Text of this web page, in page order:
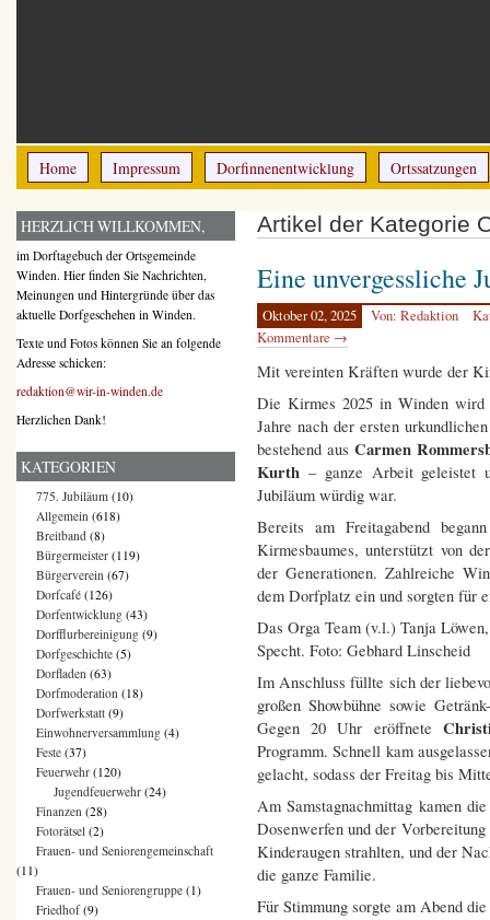
Home Impressum Dorfinnenentwicklung Ortssatzungen
Artikel der Kategorie
Eine unvergessliche
Oktober 02, 2025 Von: Redaktion
Kommentare →
Mit vereinten Kräften wurde der
Die Kirmes 2025 in Winden wird
Jahre nach der ersten
bestehend aus Carmen
Kurth – ganze Arbeit geleistet
Jubiläum würdig war.
Bereits am Freitagabend
Kirmesbaumes, unterstützt von
der Generationen. Zahlreiche
dem Dorfplatz ein und sorgten für
Das Orga Team (v.l.) Tanja
Specht. Foto: Gebhard Linscheid
Im Anschluss füllte sich der
großen Showbühne sowie
Gegen 20 Uhr eröffnete
Programm. Schnell kam
gelacht, sodass der Freitag bis
Am Samstagnachmittag kamen
Dosenwerfen und der
Kinderaugen strahlten, und der
die ganze Familie.
Für Stimmung sorgte am Abend
HERZLICH WILLKOMMEN,
im Dorftagebuch der Ortsgemeinde
Winden. Hier finden Sie Nachrichten,
Meinungen und Hintergründe über das
aktuelle Dorfgeschehen in Winden.
Texte und Fotos können Sie an folgende
Adresse schicken:
redaktion@wir-in-winden.de
Herzlichen Dank!
KATEGORIEN
775. Jubiläum (10)
Allgemein (618)
Breitband (8)
Bürgermeister (119)
Bürgerverein (67)
Dorfcafé (126)
Dorfentwicklung (43)
Dorfflurbereinigung (9)
Dorfgeschichte (5)
Dorfladen (63)
Dorfmoderation (18)
Dorfwerkstatt (9)
Einwohnerversammlung (4)
Feste (37)
Feuerwehr (120)
Jugendfeuerwehr (24)
Finanzen (28)
Fotorätsel (2)
Frauen- und Seniorengemeinschaft
(11)
Frauen- und Seniorengruppe (1)
Friedhof(9)